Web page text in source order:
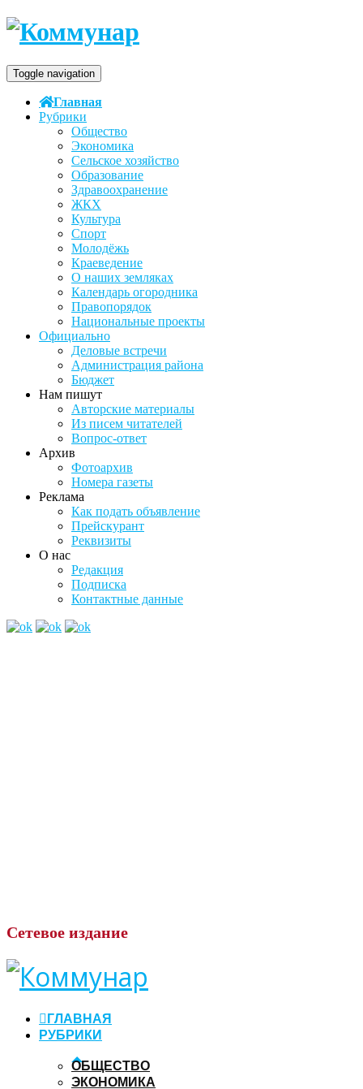
Toggle navigation
Главная
Рубрики
Общество
Экономика
Сельское хозяйство
Образование
Здравоохранение
ЖКХ
Культура
Спорт
Молодёжь
Краеведение
О наших земляках
Календарь огородника
Правопорядок
Национальные проекты
Официально
Деловые встречи
Администрация района
Бюджет
Нам пишут
Авторские материалы
Из писем читателей
Вопрос-ответ
Архив
Фотоархив
Номера газеты
Реклама
Как подать объявление
Прейскурант
Реквизиты
О нас
Редакция
Подписка
Контактные данные
Сетевое издание
ГЛАВНАЯ
РУБРИКИ
ОБЩЕСТВО
ЭКОНОМИКА